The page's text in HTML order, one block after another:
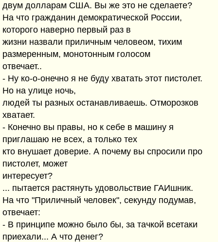
двум долларам США. Вы же это не сделаете?
На что гражданин демократической России,
которого наверно первый раз в
жизни назвали приличным человеом, тихим
размеренным, монотонным голосом
отвечает..
- Ну ко-о-онечно я не буду хватать этот пистолет.
Но на улице ночь,
людей ты разных останавливаешь. Отморозков
хватает.
- Конечно вы правы, но к себе в машину я
приглашаю не всех, а только тех
кто внушает доверие. А почему вы спросили про
пистолет, может
интересует?
... пытается растянуть удовольствие ГАИшник.
На что "Приличный человек", секунду подумав,
отвечает:
- В принципе можно было бы, за тачкой всетаки
приехали... А что денег?